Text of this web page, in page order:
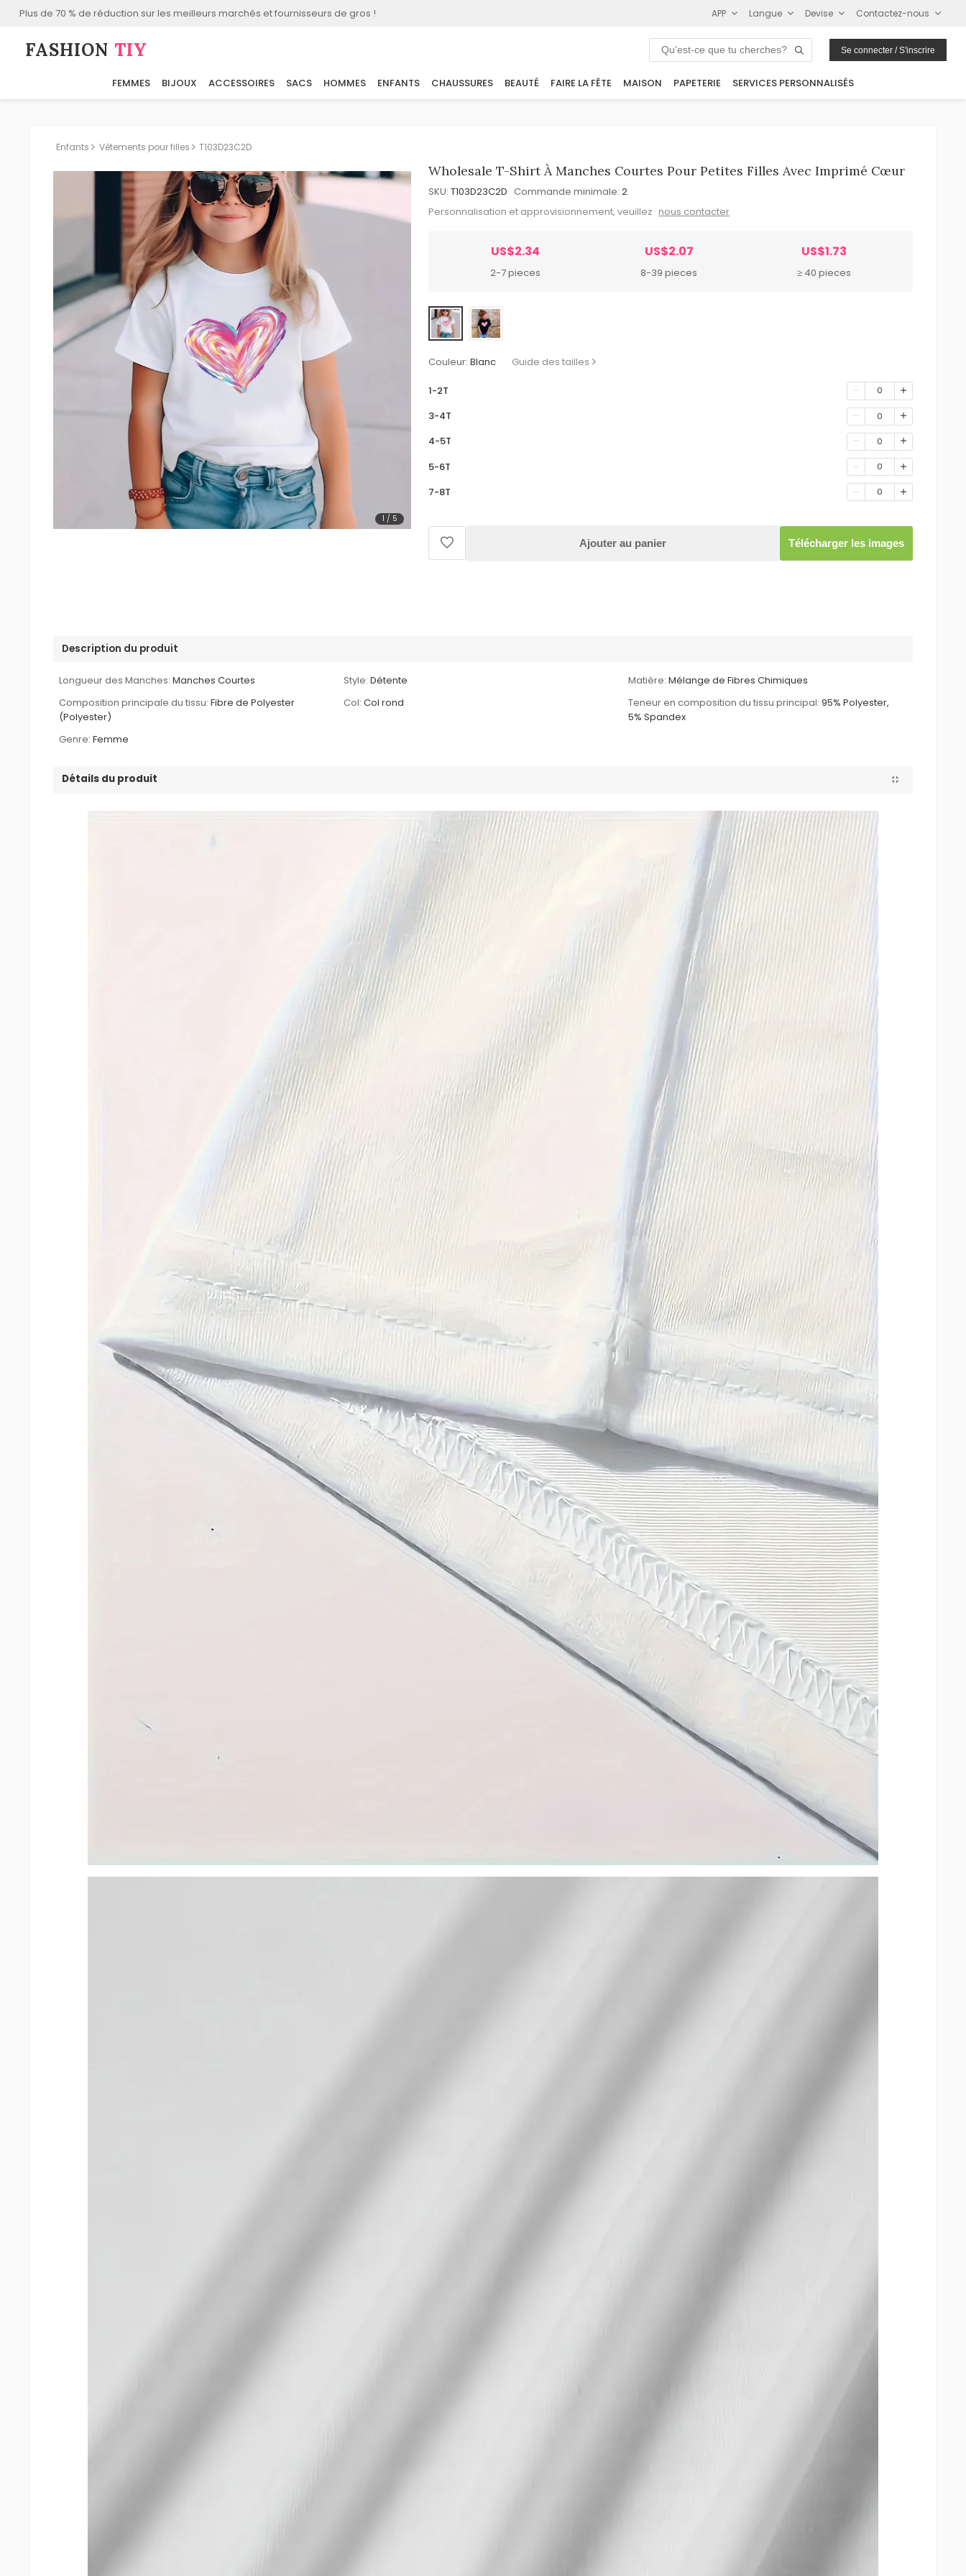
Plus de 70 % de réduction sur les meilleurs marchés et fournisseurs de gros ! APP Langue Devise Contactez-nous
FASHION⁠ TIY Se connecter / S'inscrire
FEMMES BIJOUX ACCESSOIRES SACS HOMMES ENFANTS CHAUSSURES BEAUTÉ FAIRE LA FÊTE MAISON PAPETERIE SERVICES PERSONNALISÉS
Enfants Vêtements pour filles T103D23C2D
1 / 5
Wholesale T-Shirt À Manches Courtes Pour Petites Filles Avec Imprimé Cœur
SKU: T103D23C2D Commande minimale: 2
Personnalisation et approvisionnement, veuillez nous contacter
US$2.34
2-7 pieces
US$2.07
8-39 pieces
US$1.73
≥ 40 pieces
Couleur: Blanc Guide des tailles
1-2T 0
3-4T 0
4-5T 0
5-6T 0
7-8T 0
Ajouter au panier Télécharger les images
Description du produit
Longueur des Manches: Manches Courtes Style: Détente Matière: Mélange de Fibres Chimiques
Composition principale du tissu: Fibre de Polyester
(Polyester)
Col: Col rond Teneur en composition du tissu principal: 95% Polyester,
5% Spandex
Genre: Femme
Détails du produit